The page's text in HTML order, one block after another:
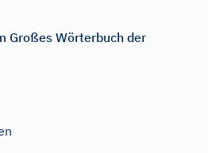
Großes Wörterbuch der